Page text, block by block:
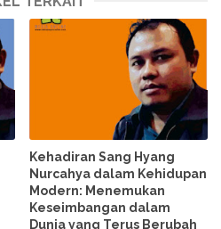
Kehadiran Sang Hyang
Nurcahya dalam Kehidupan
Modern: Menemukan
Keseimbangan dalam
Dunia yang Terus Berubah